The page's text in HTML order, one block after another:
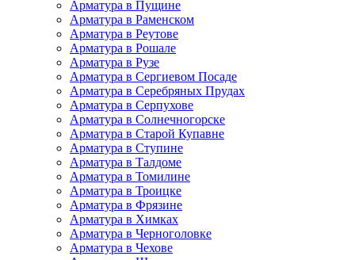
Арматура в Пущине
Арматура в Раменском
Арматура в Реутове
Арматура в Рошале
Арматура в Рузе
Арматура в Сергиевом Посаде
Арматура в Серебряных Прудах
Арматура в Серпухове
Арматура в Солнечногорске
Арматура в Старой Купавне
Арматура в Ступине
Арматура в Талдоме
Арматура в Томилине
Арматура в Троицке
Арматура в Фрязине
Арматура в Химках
Арматура в Черноголовке
Арматура в Чехове